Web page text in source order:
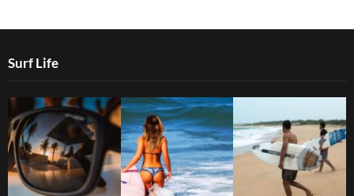
Surf Life